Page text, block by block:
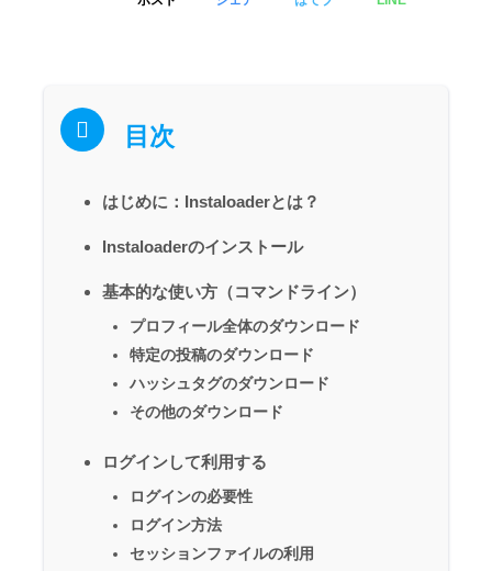
目次
はじめに：Instaloaderとは？
Instaloaderのインストール
基本的な使い方（コマンドライン）
プロフィール全体のダウンロード
特定の投稿のダウンロード
ハッシュタグのダウンロード
その他のダウンロード
ログインして利用する
ログインの必要性
ログイン方法
セッションファイルの利用